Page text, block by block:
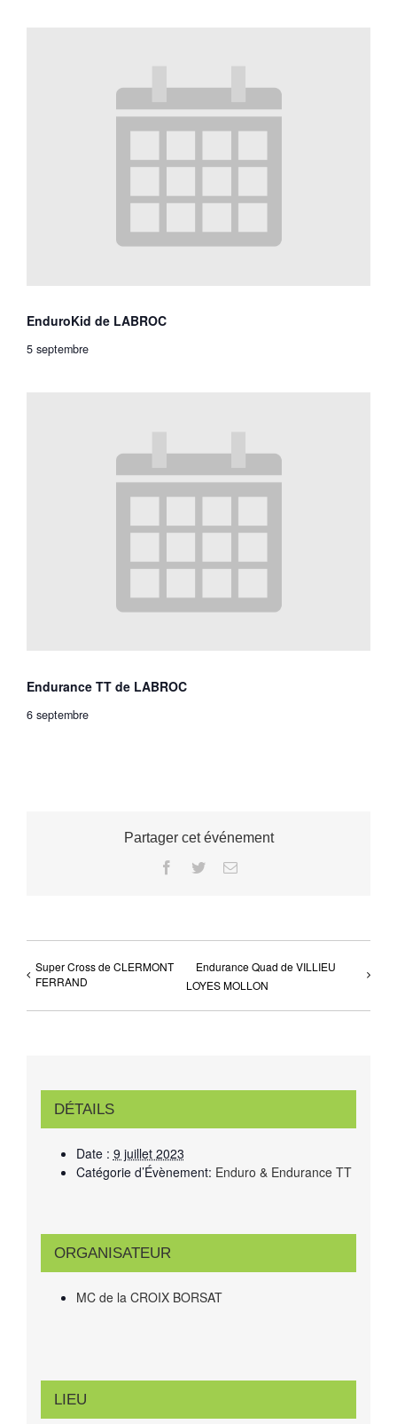
EnduroKid de LABROC
5 septembre
Endurance TT de LABROC
6 septembre
Partager cet événement
Facebook
TwitterEmail
Super Cross de CLERMONT
FERRAND
Endurance Quad de VILLIEU
LOYES MOLLON
DÉTAILS
Date : 9 juillet 2023
Catégorie d’Évènement: Enduro & Endurance TT
ORGANISATEUR
MC de la CROIX BORSAT
LIEU